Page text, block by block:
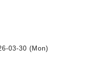
03-30 (Mon)